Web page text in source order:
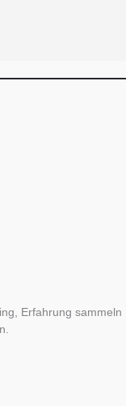
Erfahrung sammeln